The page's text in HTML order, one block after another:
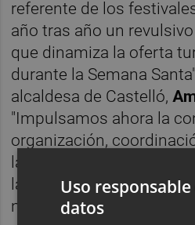
referente de los
año tras año un
que dinamiza la oferta
durante la Semana
alcaldesa de Castelló,
"Impulsamos ahora la
organización,
las próximas tres
la continuidad de una
nuestra ciudad", ha
Uso responsable
datos